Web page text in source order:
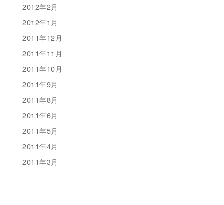
2012年2月
2012年1月
2011年12月
2011年11月
2011年10月
2011年9月
2011年8月
2011年6月
2011年5月
2011年4月
2011年3月